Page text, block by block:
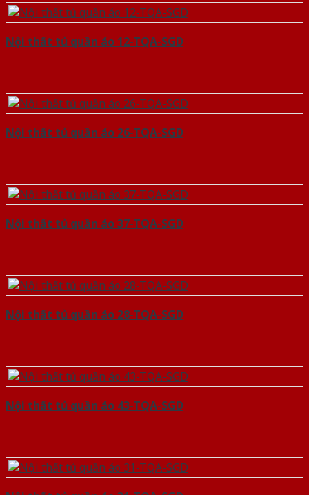
Nội thất tủ quần áo 12-TQA-SGD
Nội thất tủ quần áo 26-TQA-SGD
Nội thất tủ quần áo 37-TQA-SGD
Nội thất tủ quần áo 28-TQA-SGD
Nội thất tủ quần áo 43-TQA-SGD